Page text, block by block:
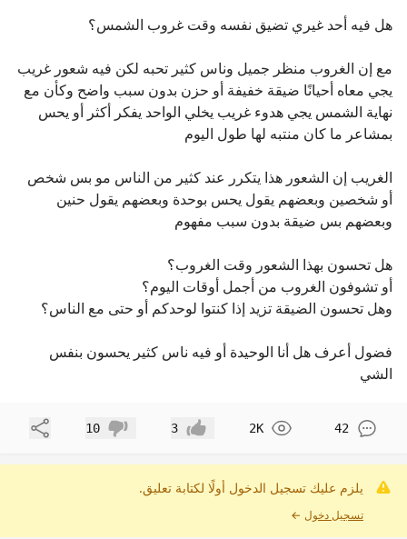
هل فيه أحد غيري تضيق نفسه وقت غروب الشمس؟
مع إن الغروب منظر جميل وناس كثير تحبه لكن فيه شعور غريب
يجي معاه أحيانًا ضيقة خفيفة أو حزن بدون سبب واضح وكأن مع
نهاية الشمس يجي هدوء غريب يخلي الواحد يفكر أكثر أو يحس
بمشاعر ما كان منتبه لها طول اليوم
الغريب إن الشعور هذا يتكرر عند كثير من الناس مو بس شخص
أو شخصين وبعضهم يقول يحس بوحدة وبعضهم يقول حنين
وبعضهم بس ضيقة بدون سبب مفهوم
هل تحسون بهذا الشعور وقت الغروب؟
أو تشوفون الغروب من أجمل أوقات اليوم؟
وهل تحسون الضيقة تزيد إذا كنتوا لوحدكم أو حتى مع الناس؟
فضول أعرف هل أنا الوحيدة أو فيه ناس كثير يحسون بنفس
الشي
42
2K إعجاب 3 عدم إعجاب
10 مشاركة
يلزم عليك تسجيل الدخول أولًا لكتابة تعليق.
تسجيل دخول ←